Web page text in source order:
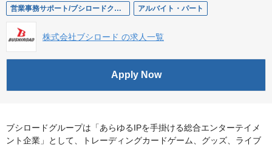
営業事務サポート/ブシロードクリエイティブ アルバイト・パート
株式会社ブシロード の求人一覧
Apply Now
ブシロードグループは「あらゆるIPを手掛ける総合エンターテイメ
ント企業」として、トレーディングカードゲーム、グッズ、ライブ